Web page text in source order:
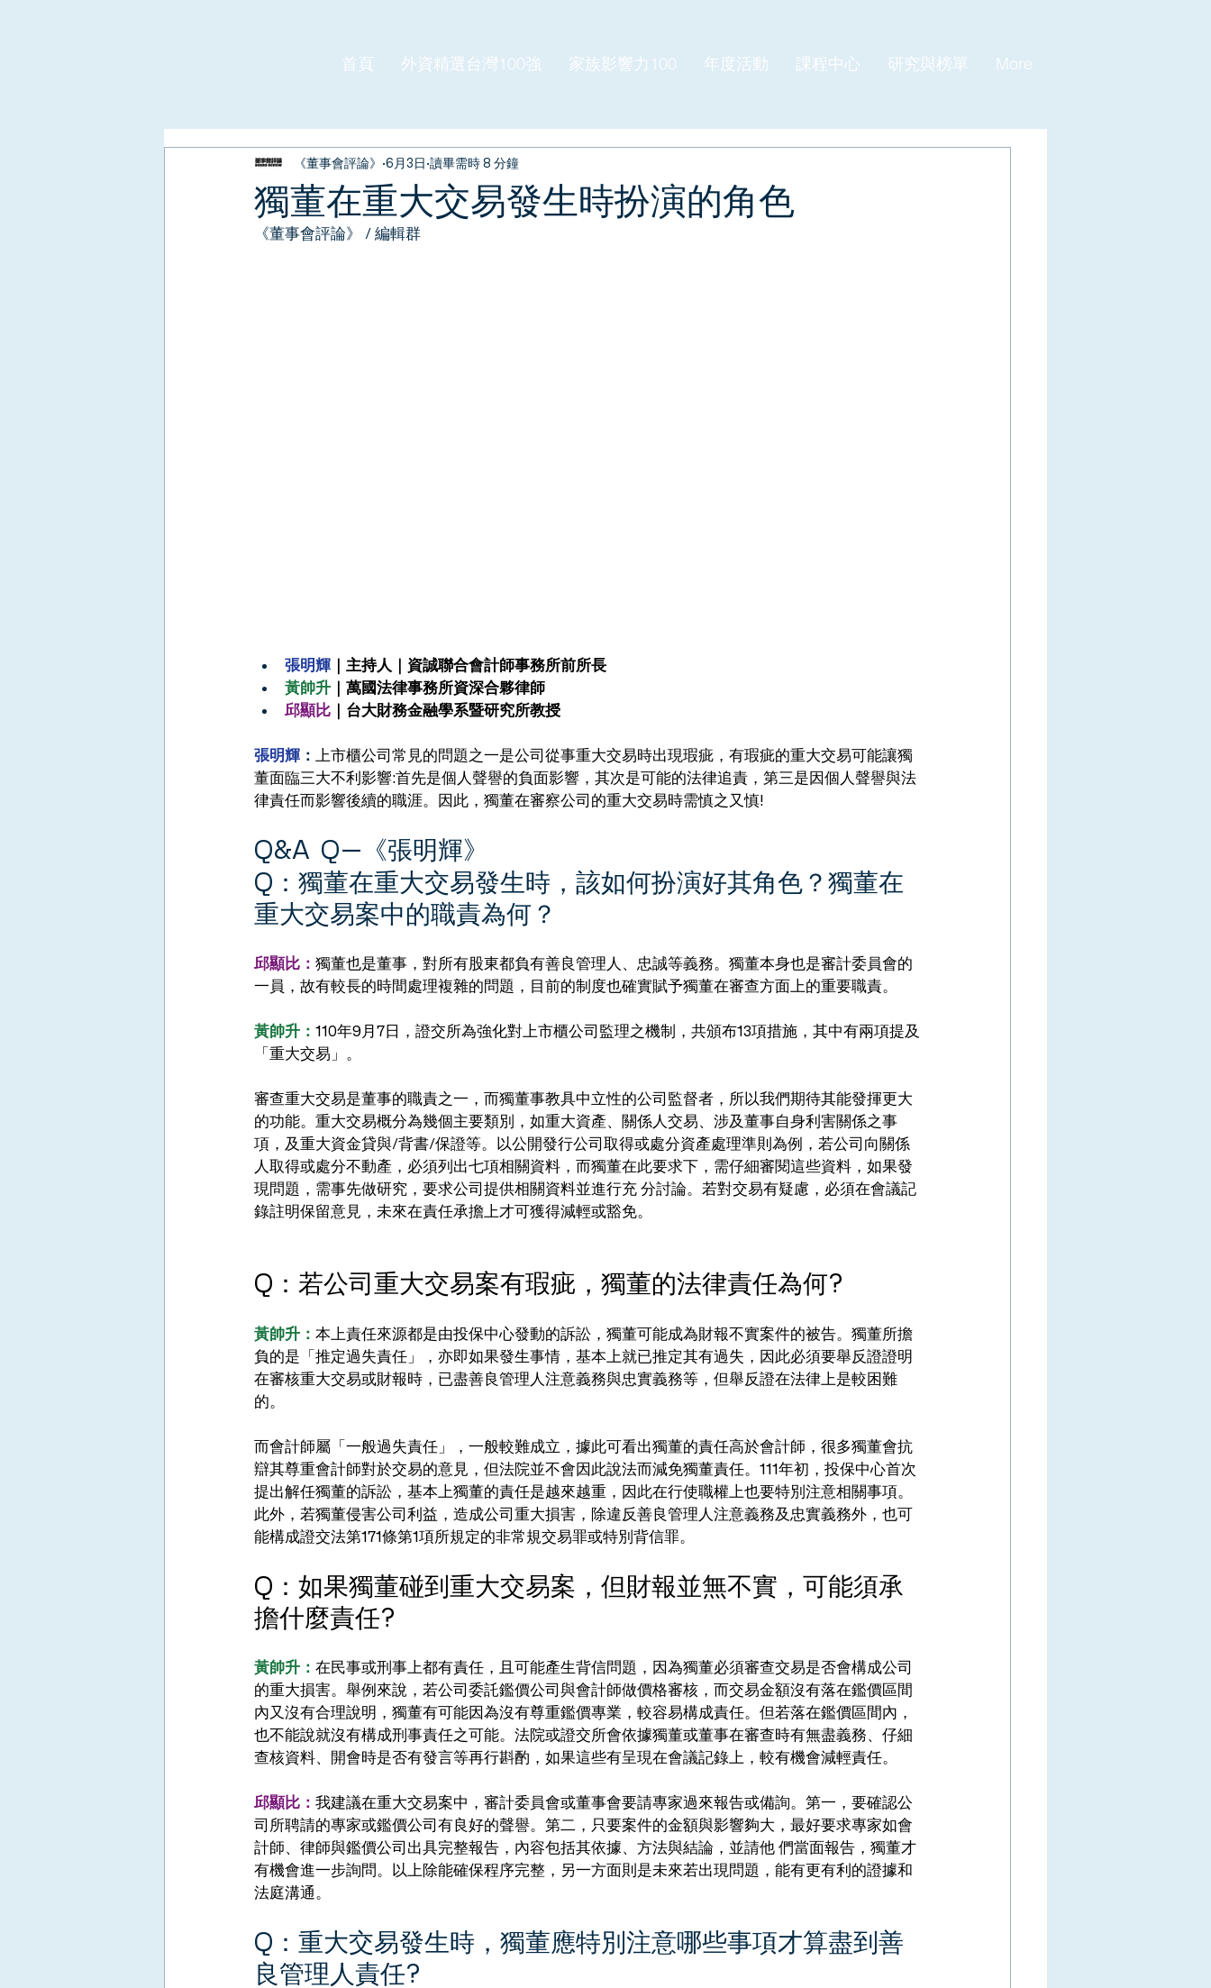
首頁 外資精選台灣100強 家族影響力100 年度活動 課程中心 研究與榜單 More
獨董在重大交易發生時扮演的角色
《董事會評論》 6月3日 讀畢需時 8 分鐘
《董事會評論》 / 編輯群
張明輝 ｜主持人｜資誠聯合會計師事務所前所長
黃帥升 ｜萬國法律事務所資深合夥律師
邱顯比 ｜台大財務金融學系暨研究所教授
張明輝 ：
上市櫃公司常見的問題之一是公司從事重大交易時出現瑕疵，有瑕疵的重大交易可能讓獨
董面臨三大不利影響:首先是個人聲譽的負面影響，其次是可能的法律追責，第三是因個人聲譽與法
律責任而影響後續的職涯。因此，獨董在審察公司的重大交易時需慎之又慎!
Q&A  Q—《張明輝》
Q：獨董在重大交易發生時，該如何扮演好其角色？獨董在
重大交易案中的職責為何？
邱顯比： 獨董也是董事，對所有股東都負有善良管理人、忠誠等義務。獨董本身也是審計委員會的
一員，故有較長的時間處理複雜的問題，目前的制度也確實賦予獨董在審查方面上的重要職責。
黃帥升： 110年9月7日，證交所為強化對上市櫃公司監理之機制，共頒布13項措施，其中有兩項提及
「重大交易」。
審查重大交易是董事的職責之一，而獨董事教具中立性的公司監督者，所以我們期待其能發揮更大
的功能。重大交易概分為幾個主要類別，如重大資產、關係人交易、涉及董事自身利害關係之事
項，及重大資金貸與/背書/保證等。以公開發行公司取得或處分資產處理準則為例，若公司向關係
人取得或處分不動產，必須列出七項相關資料，而獨董在此要求下，需仔細審閱這些資料，如果發
現問題，需事先做研究，要求公司提供相關資料並進行充 分討論。若對交易有疑慮，必須在會議記
錄註明保留意見，未來在責任承擔上才可獲得減輕或豁免。
Q：若公司重大交易案有瑕疵，獨董的法律責任為何?
黃帥升： 本上責任來源都是由投保中心發動的訴訟，獨董可能成為財報不實案件的被告。獨董所擔
負的是「推定過失責任」，亦即如果發生事情，基本上就已推定其有過失，因此必須要舉反證證明
在審核重大交易或財報時，已盡善良管理人注意義務與忠實義務等，但舉反證在法律上是較困難
的。
而會計師屬「一般過失責任」，一般較難成立，據此可看出獨董的責任高於會計師，很多獨董會抗
辯其尊重會計師對於交易的意見，但法院並不會因此說法而減免獨董責任。111年初，投保中心首次
提出解任獨董的訴訟，基本上獨董的責任是越來越重，因此在行使職權上也要特別注意相關事項。
此外，若獨董侵害公司利益，造成公司重大損害，除違反善良管理人注意義務及忠實義務外，也可
能構成證交法第171條第1項所規定的非常規交易罪或特別背信罪。
Q：如果獨董碰到重大交易案，但財報並無不實，可能須承
擔什麼責任?
黃帥升： 在民事或刑事上都有責任，且可能產生背信問題，因為獨董必須審查交易是否會構成公司
的重大損害。舉例來說，若公司委託鑑價公司與會計師做價格審核，而交易金額沒有落在鑑價區間
內又沒有合理說明，獨董有可能因為沒有尊重鑑價專業，較容易構成責任。但若落在鑑價區間內，
也不能說就沒有構成刑事責任之可能。法院或證交所會依據獨董或董事在審查時有無盡義務、仔細
查核資料、開會時是否有發言等再行斟酌，如果這些有呈現在會議記錄上，較有機會減輕責任。
邱顯比： 我建議在重大交易案中，審計委員會或董事會要請專家過來報告或備詢。第一，要確認公
司所聘請的專家或鑑價公司有良好的聲譽。第二，只要案件的金額與影響夠大，最好要求專家如會
計師、律師與鑑價公司出具完整報告，內容包括其依據、方法與結論，並請他 們當面報告，獨董才
有機會進一步詢問。以上除能確保程序完整，另一方面則是未來若出現問題，能有更有利的證據和
法庭溝通。
Q：重大交易發生時，獨董應特別注意哪些事項才算盡到善
良管理人責任?